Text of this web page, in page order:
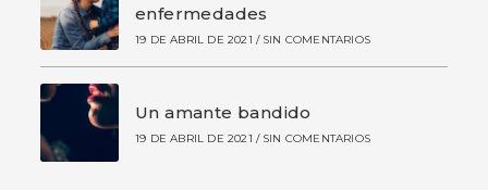
enfermedades
19 DE ABRIL DE 2021 / SIN COMENTARIOS
Un amante bandido
19 DE ABRIL DE 2021 / SIN COMENTARIOS